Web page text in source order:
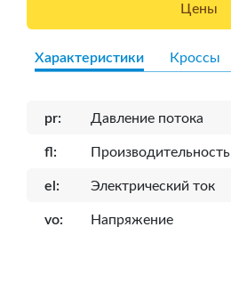
Цены
Характеристики Кроссы
pr: Давление потока
fl: Производительность
el: Электрический ток
vo: Напряжение